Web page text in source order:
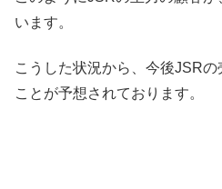
います。
こうした状況から、今後JSRの
ことが予想されております。